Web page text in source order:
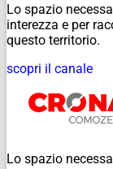
Lo spazio
interezza e per
questo territorio.
scopri il canale
Lo spazio